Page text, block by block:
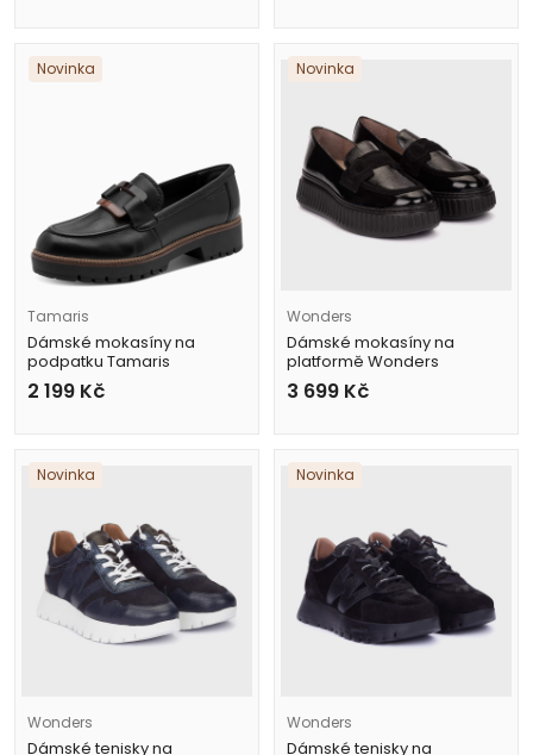
Novinka
Tamaris
Dámské mokasíny na
podpatku Tamaris
1-24722-43 003 černé
2 199 Kč
Novinka
Wonders
Dámské mokasíny na
platformě Wonders
A-5203 černé
3 699 Kč
Novinka
Wonders
Dámské tenisky na
Novinka
Wonders
Dámské tenisky na